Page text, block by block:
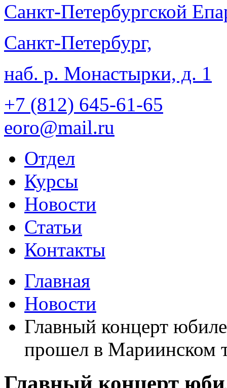
Санкт-Петербургской
Санкт-Петербург,
наб. р. Монастырки, д. 1
+7 (812) 645-61-65
eoro@mail.ru
Отдел
Курсы
Новости
Статьи
Контакты
Главная
Новости
Главный концерт
прошел в Мариинском
Главный концерт